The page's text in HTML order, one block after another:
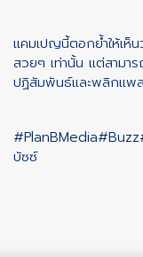
แคมเปญนี้ตอกย้ำให้เห็
สวยๆ เท่านั้น แต่สามา
ปฏิสัมพันธ์และพลิกแพ
#PlanBMedia#Buzz
บัซซ์